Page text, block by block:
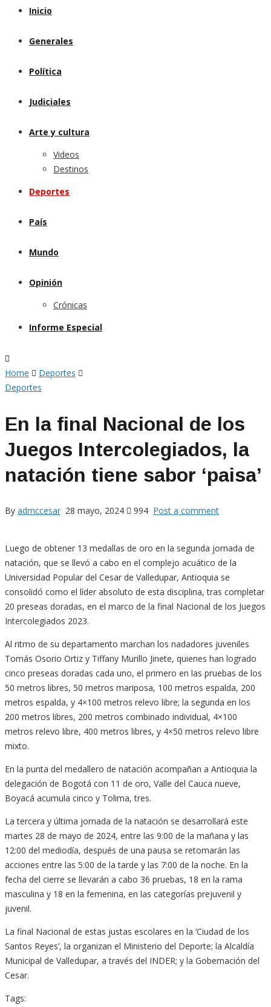
Inicio
Generales
Política
Judiciales
Arte y cultura
Videos
Destinos
Deportes
País
Mundo
Opinión
Crónicas
Informe Especial
Home
Deportes
Deportes
En la final Nacional de los
Juegos Intercolegiados, la
natación tiene sabor ‘paisa’
By admccesar 28 mayo, 2024 994 Post a comment
Luego de obtener 13 medallas de oro en la segunda jornada de
natación, que se llevó a cabo en el complejo acuático de la
Universidad Popular del Cesar de Valledupar, Antioquia se
consolidó como el líder absoluto de esta disciplina, tras completar
20 preseas doradas, en el marco de la final Nacional de los Juegos
Intercolegiados 2023.
Al ritmo de su departamento marchan los nadadores juveniles
Tomás Osorio Ortiz y Tiffany Murillo Jinete, quienes han logrado
cinco preseas doradas cada uno, el primero en las pruebas de los
50 metros libres, 50 metros mariposa, 100 metros espalda, 200
metros espalda, y 4×100 metros relevo libre; la segunda en los
200 metros libres, 200 metros combinado individual, 4×100
metros relevo libre, 400 metros libres, y 4×50 metros relevo libre
mixto.
En la punta del medallero de natación acompañan a Antioquia la
delegación de Bogotá con 11 de oro, Valle del Cauca nueve,
Boyacá acumula cinco y Tolima, tres.
La tercera y última jornada de la natación se desarrollará este
martes 28 de mayo de 2024, entre las 9:00 de la mañana y las
12:00 del mediodía, después de una pausa se retomarán las
acciones entre las 5:00 de la tarde y las 7:00 de la noche. En la
fecha del cierre se llevarán a cabo 36 pruebas, 18 en la rama
masculina y 18 en la femenina, en las categorías prejuvenil y
juvenil.
La final Nacional de estas justas escolares en la ‘Ciudad de los
Santos Reyes’, la organizan el Ministerio del Deporte; la Alcaldía
Municipal de Valledupar, a través del INDER; y la Gobernación del
Cesar.
Tags: